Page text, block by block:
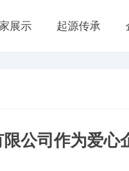
展示 起源传承
公司作为爱心